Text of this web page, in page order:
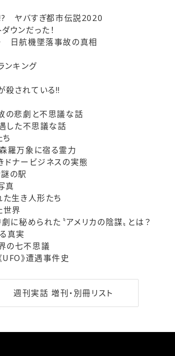
ヤバすぎ都市伝説2020
ウンだった！
日航機墜落事故の真相
キング
されている!!
悲劇と不思議な話
した不思議な話
羅万象に宿る霊力
ナービジネスの実態
の駅
真
生き人形たち
世界
秘められた〝アメリカの陰謀〟とは？
真実
の七不思議
》遭遇事件史
週刊実話 増刊・別冊リスト